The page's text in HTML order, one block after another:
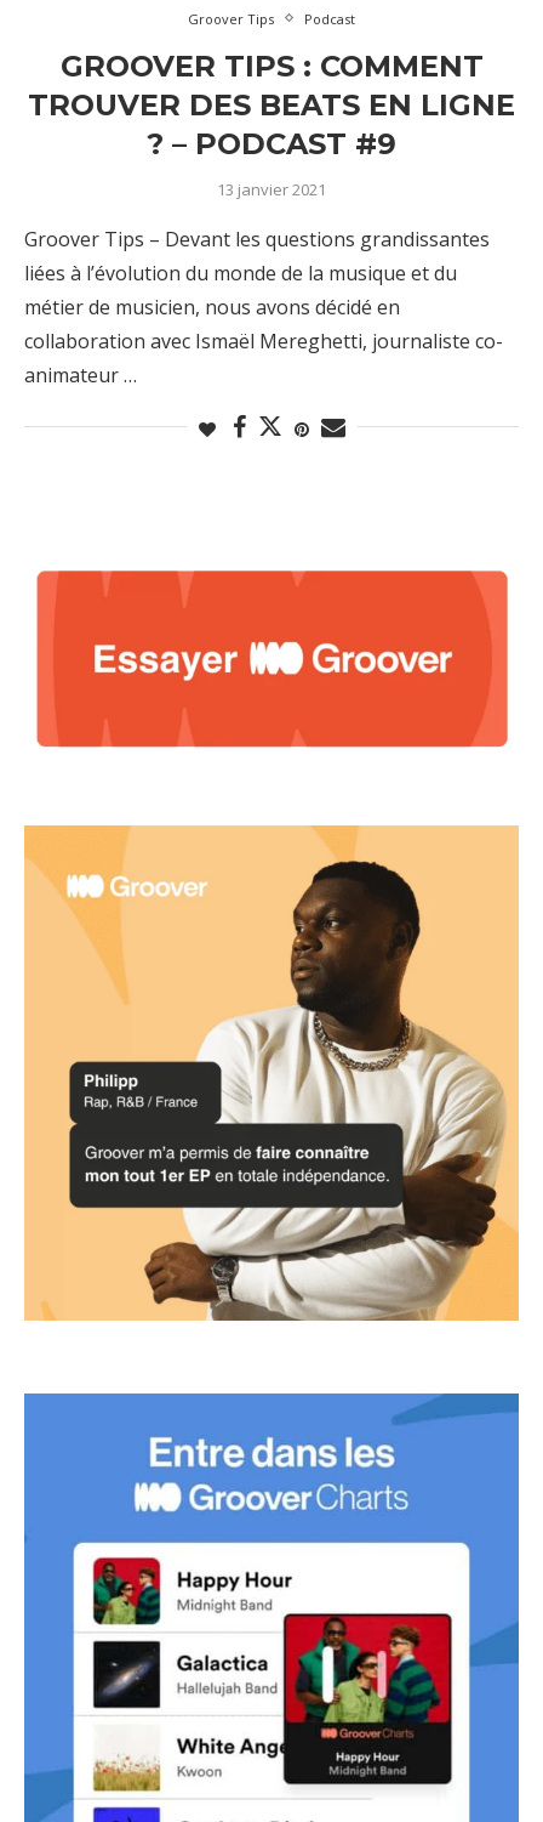
Groover Tips Podcast
GROOVER TIPS : COMMENT
TROUVER DES BEATS EN LIGNE
? – PODCAST #9
13 janvier 2021
Groover Tips – Devant les questions grandissantes
liées à l’évolution du monde de la musique et du
métier de musicien, nous avons décidé en
collaboration avec Ismaël Mereghetti, journaliste co-
animateur …